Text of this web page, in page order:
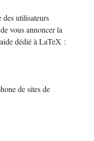
des utilisateurs
vous annoncer la
dédié à LaTeX :
de sites de